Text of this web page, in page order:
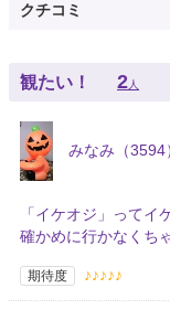
クチコミ
観たい！ 2人
みなみ（3594
「イケオジ」ってイ
確かめに行かなくちゃ
期待度 ♪♪♪♪♪